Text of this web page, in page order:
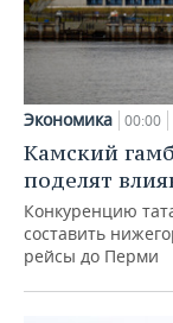
Экономика 00:00
Камский
поделят
Конкуренцию
составить
рейсы до Перми